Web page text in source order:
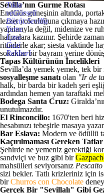
Tıkla
veGörseli
Büyüt:Sevilla
Yeme
İçme
Gezi
Rehberi
Sevilla’nın Gurme Rotası
Endülüs güneşinin altında,
lezzet yolculuğuna çıkmaya hazır
yapılarıyla değil, midenize ve
hafızalara kazınır. Şehirde
ritimlerle akar; siesta vaktinde
sokaklar bir bayram yerine
Tapas Kültürünün İncelikleri
Sevilla’da yemek yemek, tek
sosyalleşme sanatı olan "Ir de
halk, bir barda bir kadeh şeri
ardından hemen yan taraftaki
Bodega Santa Cruz:
unutulmazdır.
El Rinconcillo: 1670'ten beri
hesabınızı tebeşirle masaya
Bar Eslava: Modern ve ödüllü
Kaçırılmaması Gereken Tatlar
Şehirde ne yemeniz gerektiği
sandviçi ve buz gibi bir
mahsülleri seviyorsanız
sizi bekler. Tatlı krizleriniz için
birChurros con Chocolate
Gerçek Bir "Sevillalı" Gibi